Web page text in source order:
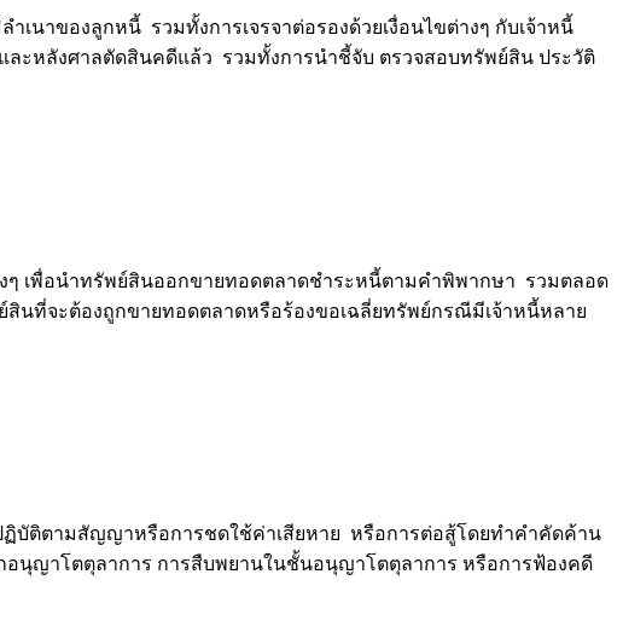
าของลูกหนี้ รวมทั้งการเจรจาต่อรองด้วยเงื่อนไขต่างๆ กับเจ้าหนี้
ะหลังศาลตัดสินคดีแล้ว รวมทั้งการนำชี้จับ ตรวจสอบทรัพย์สิน ประวัติ
ๆ เพื่อนำทรัพย์สินออกขายทอดตลาดชำระหนี้ตามคำพิพากษา รวมตลอด
ที่จะต้องถูกขายทอดตลาดหรือร้องขอเฉลี่ยทรัพย์กรณีมีเจ้าหนี้หลาย
บัติตามสัญญาหรือการชดใช้ค่าเสียหาย หรือการต่อสู้โดยทำคำคัดค้าน
กอนุญาโตตุลาการ การสืบพยานในชั้นอนุญาโตตุลาการ หรือการฟ้องคดี